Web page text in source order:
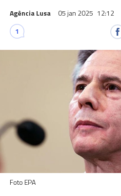
Agência Lusa 05 jan 2025 12:12
1
Foto EPA